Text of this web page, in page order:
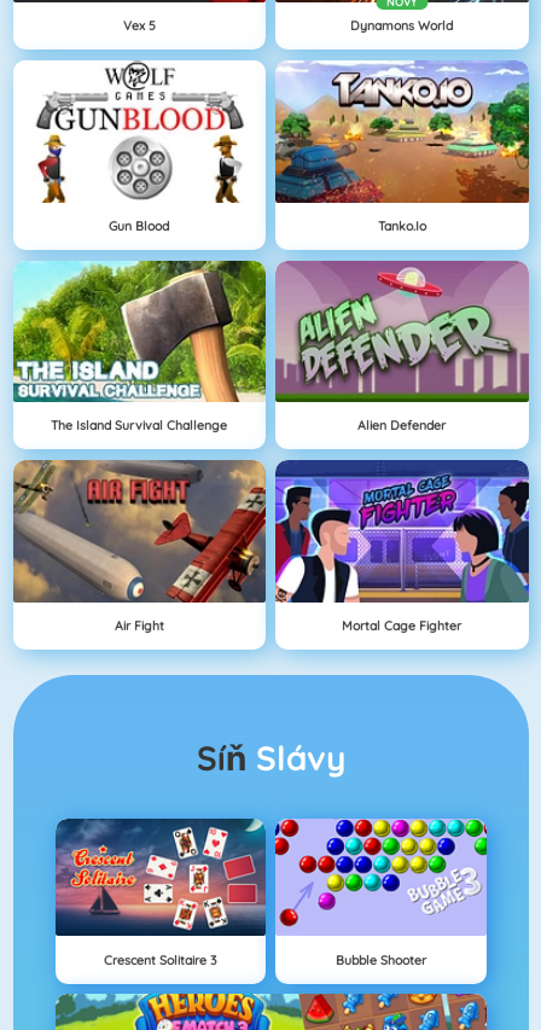
Vex 5 Dynamons World
Gun Blood Tanko.io
The Island Survival Challenge Alien Defender
Air Fight Mortal Cage Fighter
Síň Slávy
Crescent Solitaire 3 Bubble Shooter